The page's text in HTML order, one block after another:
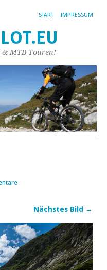
START IMPRESSUM
& MTB Touren!
Nächstes Bild →